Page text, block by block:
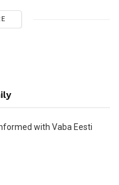
with Vaba Eesti